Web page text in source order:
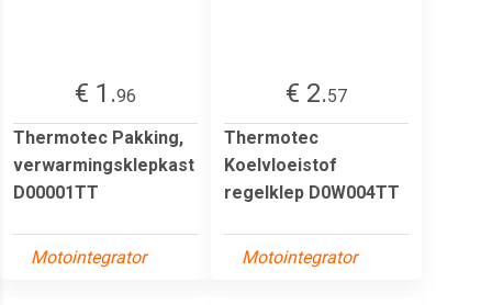
€ 1.96
Thermotec Pakking,
verwarmingsklepkast
D00001TT
Motointegrator
€ 2.57
Thermotec
Koelvloeistof
regelklep D0W004TT
Motointegrator